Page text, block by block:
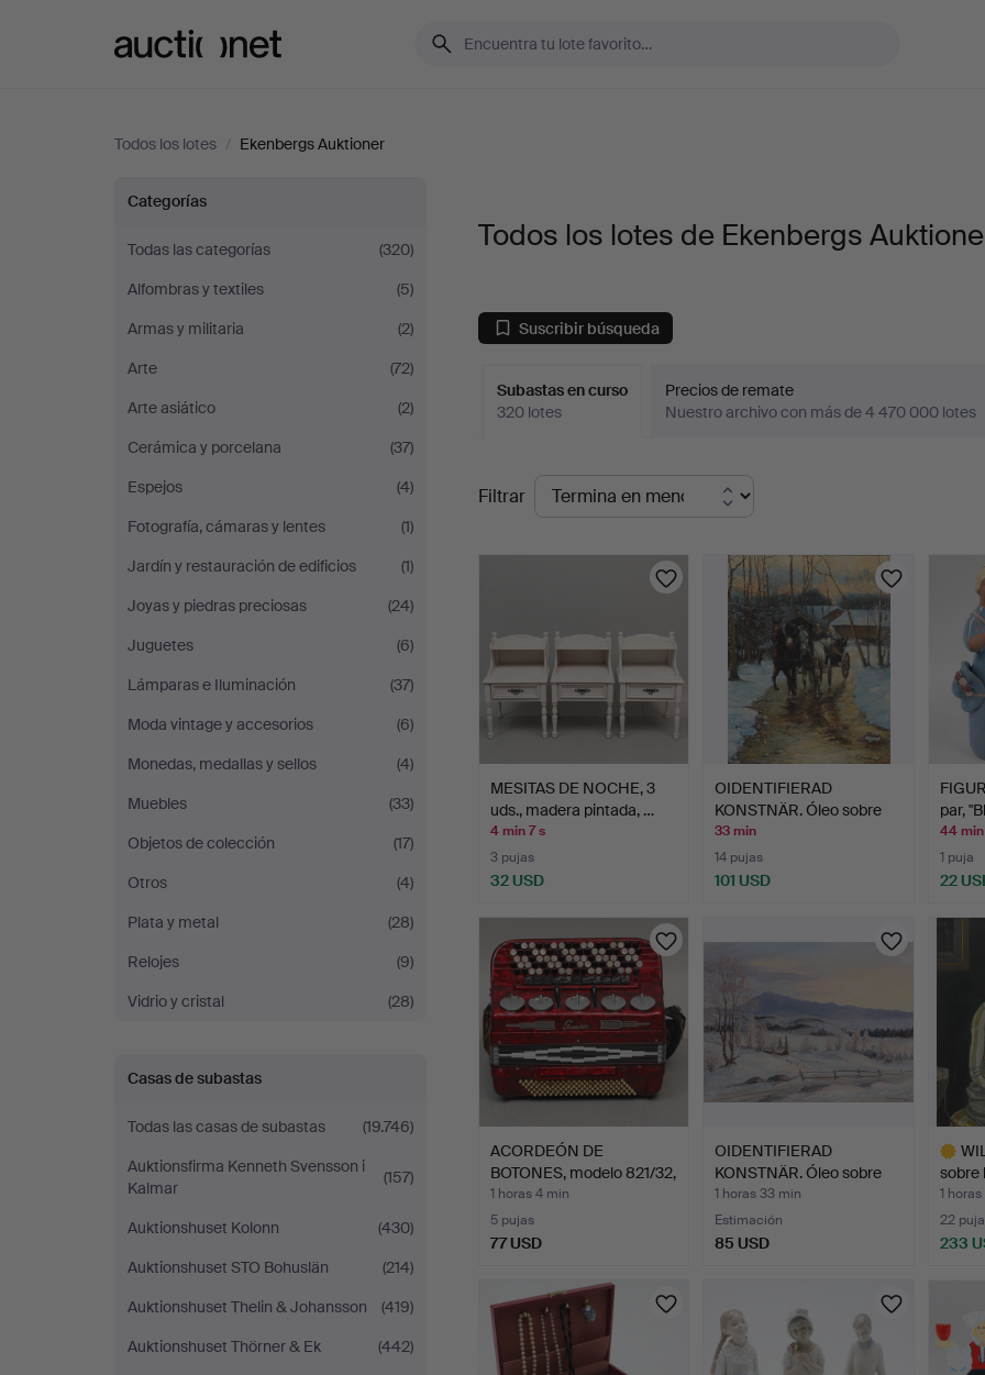
Todos los lotes / Ekenbergs Auktioner
Todos
los
lotes
de
Ekenbergs
Auktioner
Categorías
Todas las categorías
(320)
Alfombras y textiles
(5)
Armas y militaria
(2)
Arte
(72)
Arte asiático
(2)
Cerámica y porcelana
(37)
Espejos
(4)
Fotografía, cámaras y lentes
(1)
Jardín y restauración de edificios
(1)
Joyas y piedras preciosas
(24)
Juguetes
(6)
Lámparas e Iluminación
(37)
Moda vintage y accesorios
(6)
Monedas, medallas y sellos
(4)
Muebles
(33)
Objetos de colección
(17)
Otros
(4)
Plata y metal
(28)
Relojes
(9)
Vidrio y cristal
(28)
Casas de subastas
Todas las casas de subastas
(19.746)
Auktionsfirma Kenneth Svensson i
Kalmar
(157)
Auktionshuset Kolonn
(430)
Auktionshuset STO Bohuslän
(214)
Auktionshuset Thelin & Johansson
(419)
Auktionshuset Thörner & Ek
(442)
Todos los lotes de Ekenbergs
Suscribir búsqueda
Subastas en curso
320 lotes
Precios de remate
Nuestro archivo con más de 4 470 000 lotes
Subastas
en
curso
Filtrar
MESITAS DE NOCHE, 3
uds., madera pintada, …
4 min 7 s
3 pujas
32 USD
OIDENTIFIERAD
KONSTNÄR. Óleo sobre
lienzo,…
33 min
14 pujas
101 USD
par,
44 min
1 puja
22
ACORDEÓN DE
BOTONES, modelo 821/32,
Scanda…
1 horas 4 min
5 pujas
77 USD
OIDENTIFIERAD
KONSTNÄR. Óleo sobre
lienzo,…
1 horas 33 min
Estimación
85 USD
sobre
1 horas
22
233